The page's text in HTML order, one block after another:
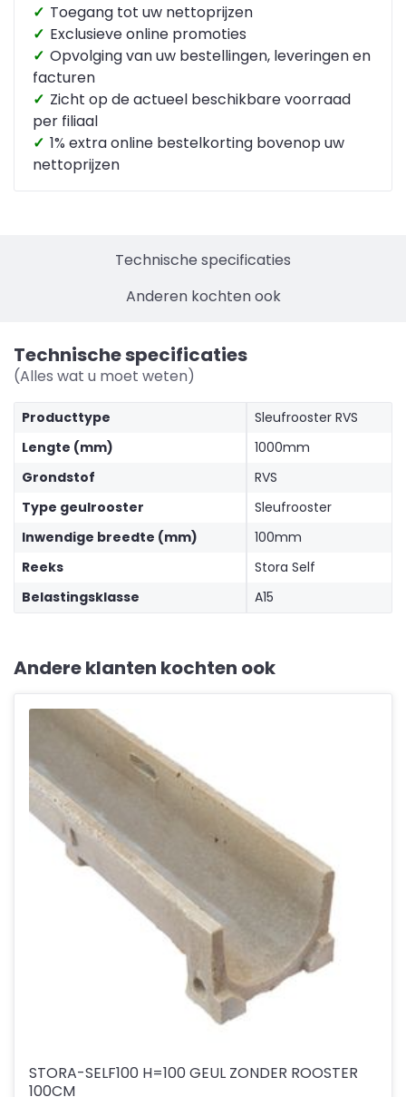
✓ Toegang tot uw nettoprijzen
✓ Exclusieve online promoties
✓ Opvolging van uw bestellingen, leveringen en
facturen
✓ Zicht op de actueel beschikbare voorraad
per filiaal
✓ 1% extra online bestelkorting bovenop uw
nettoprijzen
Technische specificaties
Anderen kochten ook
Technische specificaties
(Alles wat u moet weten)
Producttype
Sleufrooster RVS
Lengte (mm)
1000mm
Grondstof
RVS
Type geulrooster
Sleufrooster
Inwendige breedte (mm)
100mm
Reeks
Stora Self
Belastingsklasse
A15
Andere klanten kochten ook
STORA-SELF100 H=100 GEUL ZONDER ROOSTER
100CM